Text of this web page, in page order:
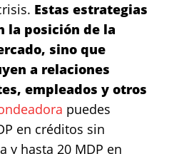
Estas estrategias
la posición de la
sino que
a relaciones
empleados y otros
puedes
en créditos sin
y hasta 20 MDP en